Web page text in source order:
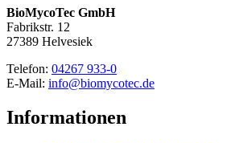
BioMycoTec GmbH
Fabrikstr. 12
27389 Helvesiek
Telefon: 04267 933-0
E-Mail: info@biomycotec.de
Informationen